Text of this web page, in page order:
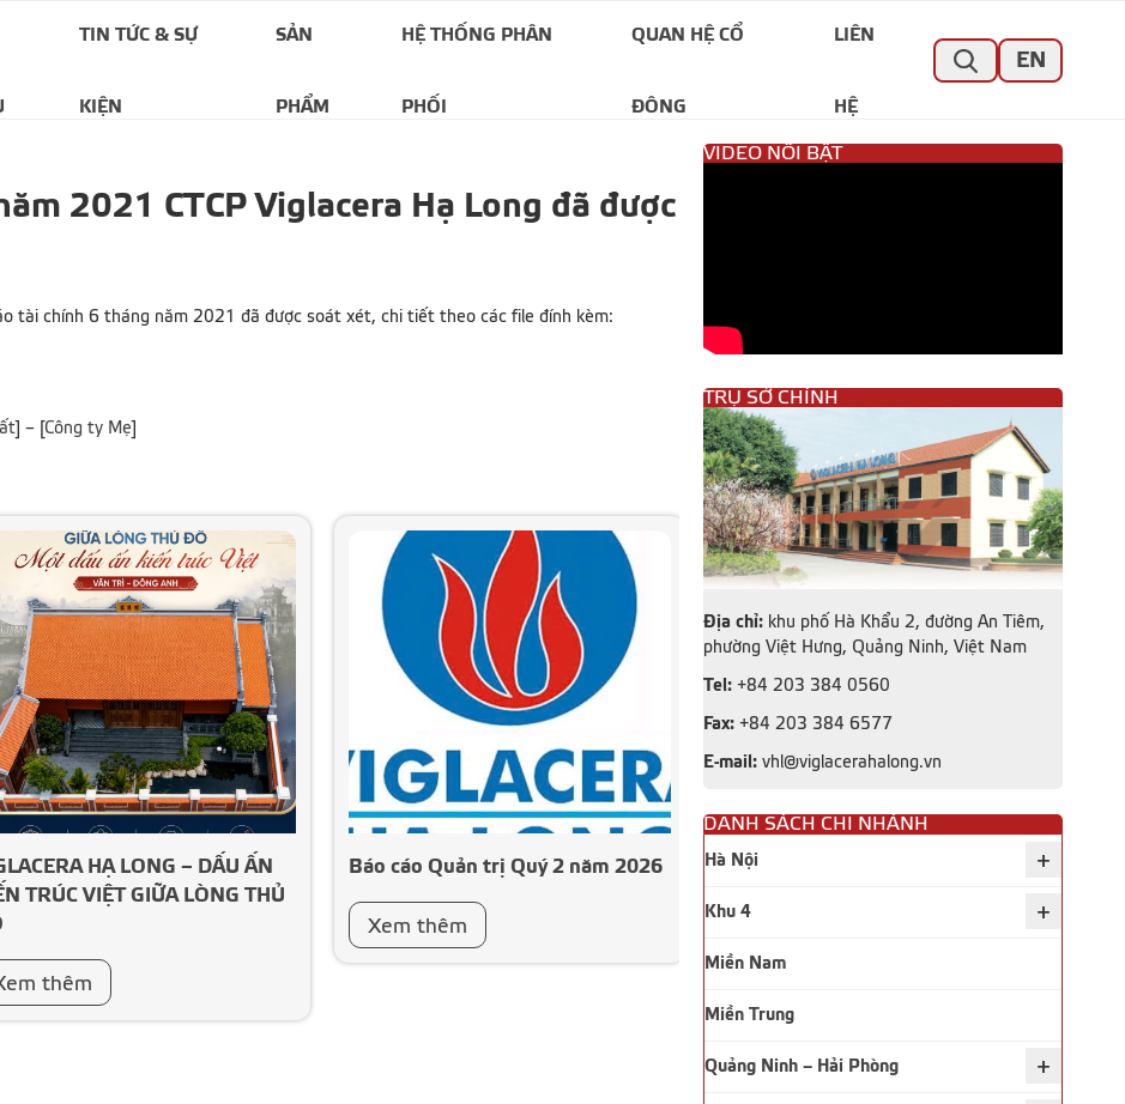
TIN TỨC & SỰ
KIỆN
SẢN
PHẨM
HỆ THỐNG PHÂN
PHỐI
QUAN HỆ CỔ
ĐÔNG
LIÊN
HỆ
EN
2021 CTCP Viglacera Hạ Long đã được
tài chính 6 tháng năm 2021 đã được soát xét, chi tiết theo các file đính kèm:
] – [Công ty Mẹ]
HẠ LONG – DẤU ẤN
TRÚC VIỆT GIỮA LÒNG THỦ
thêm
Báo cáo Quản trị Quý 2 năm 2026
Xem thêm
Công bố thông tin Báo cáo tài
Xem thêm
VIDEO NỔI BẬT
TRỤ SỞ CHÍNH
Địa chỉ: khu phố Hà Khẩu 2, đường An Tiêm,
phường Việt Hưng, Quảng Ninh, Việt Nam
Tel: +84 203 384 0560
Fax: +84 203 384 6577
E-mail: vhl@viglacerahalong.vn
DANH SÁCH CHI NHÁNH
Hà Nội +
Khu 4 +
Miền Nam
Miền Trung
Quảng Ninh – Hải Phòng +